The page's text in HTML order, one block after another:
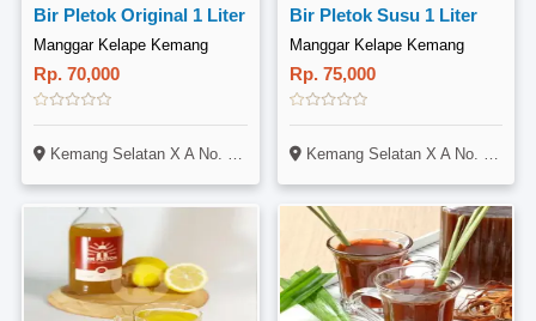
Bir Pletok Original 1 Liter
Manggar Kelape Kemang
Rp. 70,000
Kemang Selatan X A No. 2 Rt.03 Rw.02 Kel.Bangka Kec. Mampang
Bir Pletok Susu 1 Liter
Manggar Kelape Kemang
Rp. 75,000
Kemang Selatan X A No. 2 Rt.03 Rw.02 Kel.Bangka Kec. Mampang